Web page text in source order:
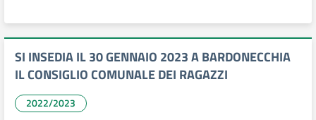
SI INSEDIA IL 30 GENNAIO 2023 A BARDONECCHIA
IL CONSIGLIO COMUNALE DEI RAGAZZI
2022/2023